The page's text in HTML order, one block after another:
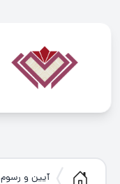
آيین و رسوم